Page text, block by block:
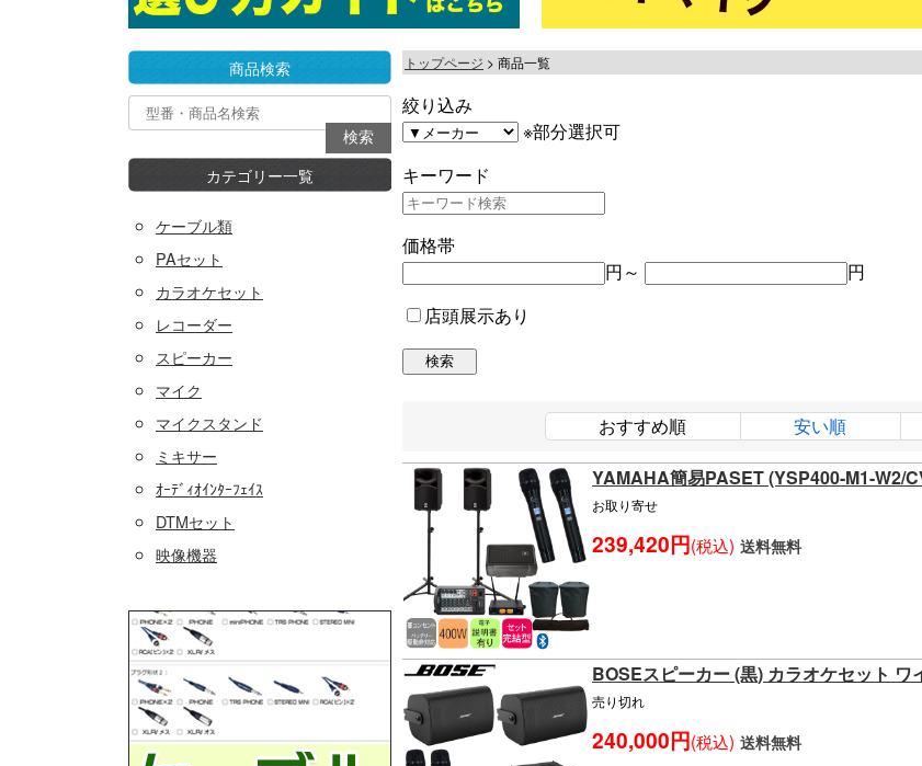
トップページ 商品一覧
絞り込み
※部分選択可
キーワード
価格帯
円～
円
店頭展示あり
おすすめ順 安い順
YAMAHA簡易PASET (YSP400-M1-W2/
お取り寄せ
239,420円(税込) 送料無料
BOSEスピーカー (黒) カラオケセット
売り切れ
240,000円(税込) 送料無料
商品検索
カテゴリー一覧
ケーブル類
PAセット
カラオケセット
レコーダー
スピーカー
マイク
マイクスタンド
ミキサー
ｵｰﾃﾞｨｵｲﾝﾀｰﾌｪｲｽ
DTMセット
映像機器